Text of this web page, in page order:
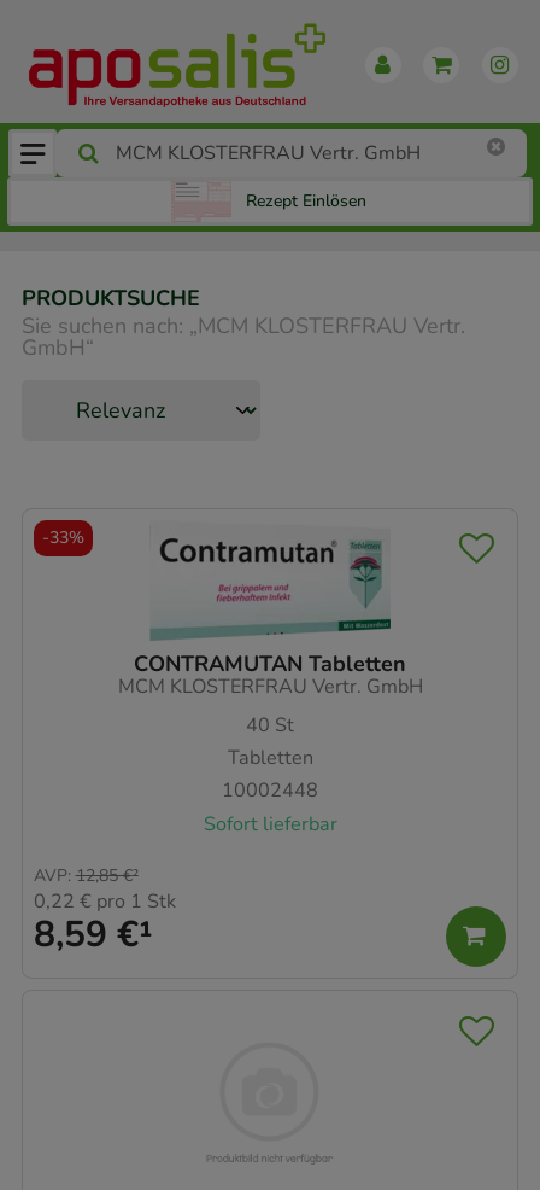
Rezept Einlösen
PRODUKTSUCHE
Sie suchen nach: „MCM KLOSTERFRAU Vertr.
GmbH“
CONTRAMUTAN Tabletten
MCM KLOSTERFRAU Vertr. GmbH
40 St
Tabletten
10002448
Sofort lieferbar
8,59 €¹
AVP: 12,85 €²
0,22 € pro 1 Stk
-33%